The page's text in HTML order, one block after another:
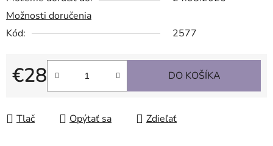
Možnosti doručenia
Kód:
2577
€28
Jednotková cena:
DO KOŠÍKA
Tlač Opýtať sa Zdieľať